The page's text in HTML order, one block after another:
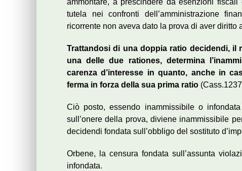
ammontare, a prescindere da esenzioni
tutela nei confronti dell’amministrazione
ricorrente non aveva dato la prova di aver diritto
Trattandosi di una doppia ratio decidendi, il
una delle due rationes, determina
carenza d’interesse in quanto, anche in
ferma in forza della sua prima ratio
Ciò posto, essendo inammissibile o
sull’onere della prova, diviene inammissibile
decidendi fondata sull’obbligo del sostituto
Orbene, la censura fondata sull’assunta
infondata.